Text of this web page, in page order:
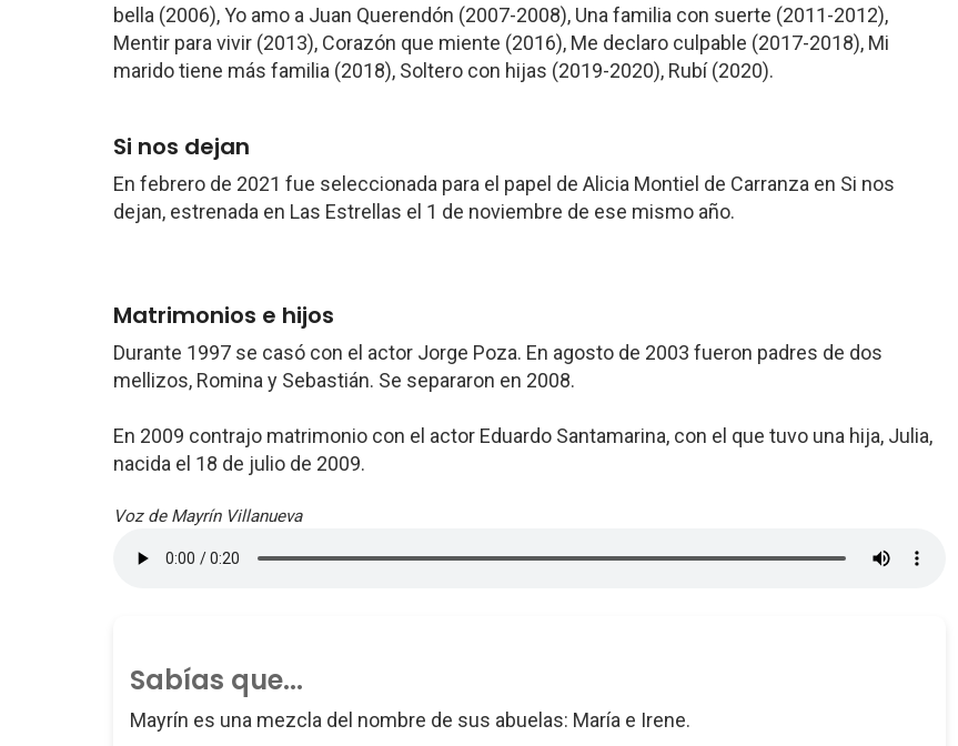
bella (2006), Yo amo a Juan Querendón (2007-2008), Una familia con suerte (2011-2012),
Mentir para vivir (2013), Corazón que miente (2016), Me declaro culpable (2017-2018), Mi
marido tiene más familia (2018), Soltero con hijas (2019-2020), Rubí (2020).
Si nos dejan
En febrero de 2021 fue seleccionada para el papel de Alicia Montiel de Carranza en Si nos
dejan, estrenada en Las Estrellas el 1 de noviembre de ese mismo año.
Matrimonios e hijos
Durante 1997 se casó con el actor Jorge Poza. En agosto de 2003 fueron padres de dos
mellizos, Romina y Sebastián. Se separaron en 2008.
En 2009 contrajo matrimonio con el actor Eduardo Santamarina, con el que tuvo una hija, Julia,
nacida el 18 de julio de 2009.
Voz de Mayrín Villanueva
Sabías que...
Mayrín es una mezcla del nombre de sus abuelas: María e Irene.